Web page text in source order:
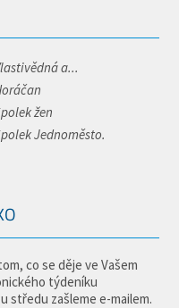
a...
žen
Jednoměsto.
co se děje ve Vašem
týdeníku
středu zašleme e-mailem.